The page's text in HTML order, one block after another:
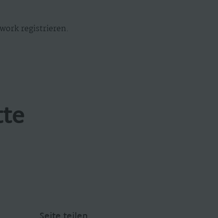
registrieren.